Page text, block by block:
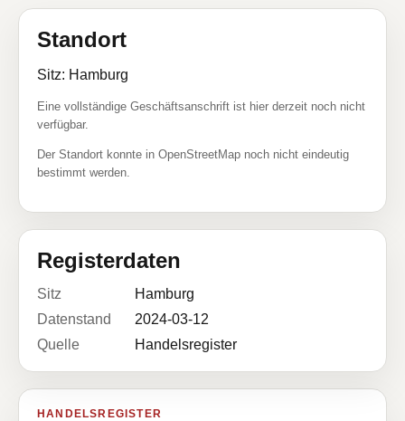
Standort
Sitz: Hamburg
Eine vollständige Geschäftsanschrift ist hier derzeit noch nicht
verfügbar.
Der Standort konnte in OpenStreetMap noch nicht eindeutig
bestimmt werden.
Registerdaten
Sitz
Hamburg
Datenstand
2024-03-12
Quelle
Handelsregister
HANDELSREGISTER